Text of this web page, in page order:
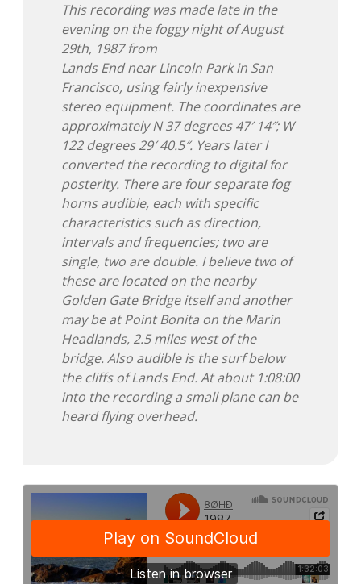
Adventskalender 2024
This recording was made late in the
evening on the foggy night of August
29th, 1987 from
Lands End near Lincoln Park in San
Francisco, using fairly inexpensive
stereo equipment. The coordinates are
approximately N 37 degrees 47′ 14″; W
122 degrees 29′ 40.5″. Years later I
converted the recording to digital for
posterity. There are four separate fog
horns audible, each with specific
characteristics such as direction,
intervals and frequencies; two are
single, two are double. I believe two of
these are located on the nearby
Golden Gate Bridge itself and another
may be at Point Bonita on the Marin
Headlands, 2.5 miles west of the
bridge. Also audible is the surf below
the cliffs of Lands End. At about 1:08:00
into the recording a small plane can be
heard flying overhead.